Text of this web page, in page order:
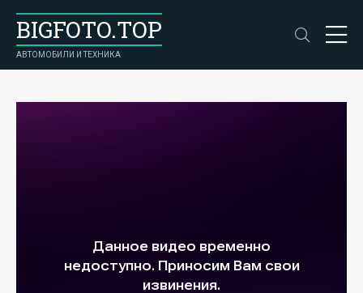
BIGFOTO.TOP
АВТОМОБИЛИ И ТЕХНИКА